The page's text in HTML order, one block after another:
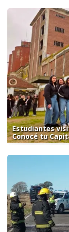
Estudiantes
Conocé tu